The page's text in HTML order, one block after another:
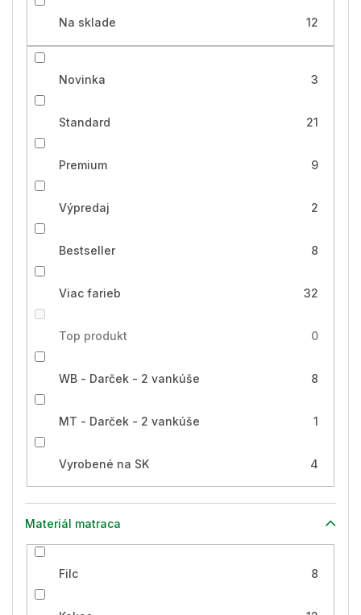
Na sklade 12
Novinka 3
Standard 21
Premium 9
Výpredaj 2
Bestseller 8
Viac farieb 32
Top produkt 0
WB - Darček - 2 vankúše 8
MT - Darček - 2 vankúše 1
Vyrobené na SK 4
Materiál matraca
Filc 8